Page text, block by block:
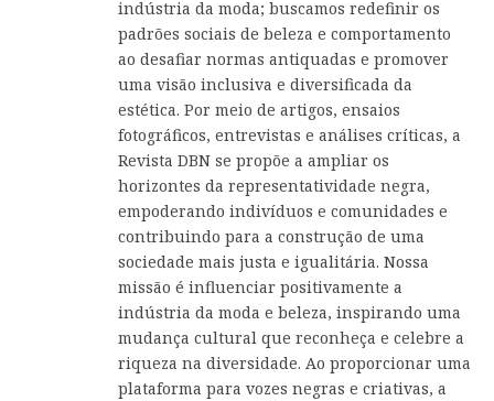
indústria da moda; buscamos redefinir os
padrões sociais de beleza e comportamento
ao desafiar normas antiquadas e promover
uma visão inclusiva e diversificada da
estética. Por meio de artigos, ensaios
fotográficos, entrevistas e análises críticas, a
Revista DBN se propõe a ampliar os
horizontes da representatividade negra,
empoderando indivíduos e comunidades e
contribuindo para a construção de uma
sociedade mais justa e igualitária. Nossa
missão é influenciar positivamente a
indústria da moda e beleza, inspirando uma
mudança cultural que reconheça e celebre a
riqueza na diversidade. Ao proporcionar uma
plataforma para vozes negras e criativas, a